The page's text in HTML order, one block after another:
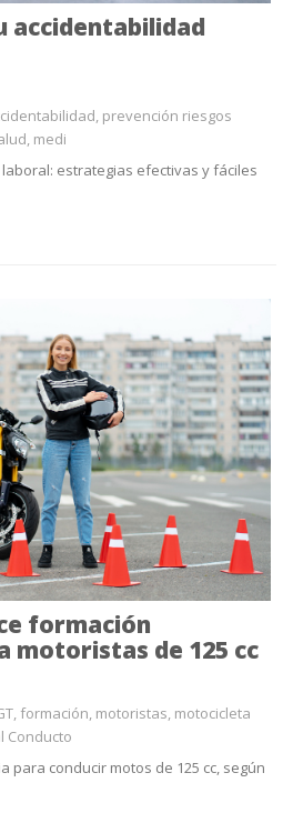
accidentabilidad
prevención riesgos
medi
estrategias efectivas y fáciles
formación
motoristas de 125 cc
formación, motoristas, motocicleta
Conducto
para conducir motos de 125 cc, según